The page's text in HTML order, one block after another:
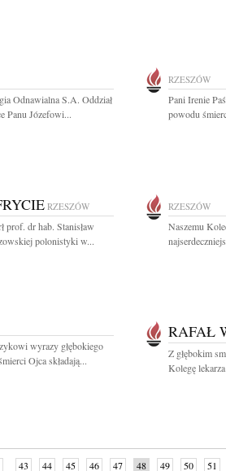
Odnawialna S.A. Oddział
Panu Józefowi...
RZESZÓW
Pani Irenie
powodu
RZESZÓW
prof. dr hab. Stanisław
polonistyki w...
RZESZÓW
Naszemu
wyrazy głębokiego
Ojca składają...
RAFAŁ
Z głębokim
Kolegę
43 44 45 46 47 48 49 50 51